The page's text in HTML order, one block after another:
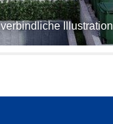
Illustration